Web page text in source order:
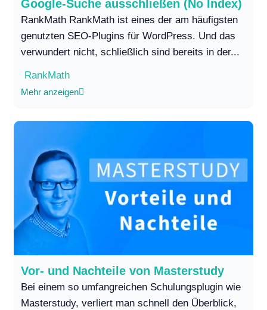
Google-Suche ausschließen (No Index)
RankMath RankMath ist eines der am häufigsten
genutzten SEO-Plugins für WordPress. Und das
verwundert nicht, schließlich sind bereits in der...
RankMath
Mehr anzeigen
Vor- und Nachteile von Masterstudy
Bei einem so umfangreichen Schulungsplugin wie
Masterstudy, verliert man schnell den Überblick,